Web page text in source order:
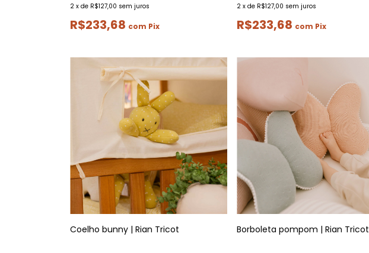
2 x de R$127,00 sem juros
R$233,68 com Pix
2 x de R$127,00 sem juros
R$233,68 com Pix
Coelho bunny | Rian Tricot Borboleta pompom | Rian Tricot